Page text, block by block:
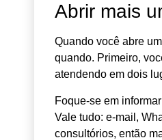
Abrir mais
Quando você abre
quando. Primeiro,
atendendo em dois
Foque-se em
Vale tudo: e-mail,
consultórios, então